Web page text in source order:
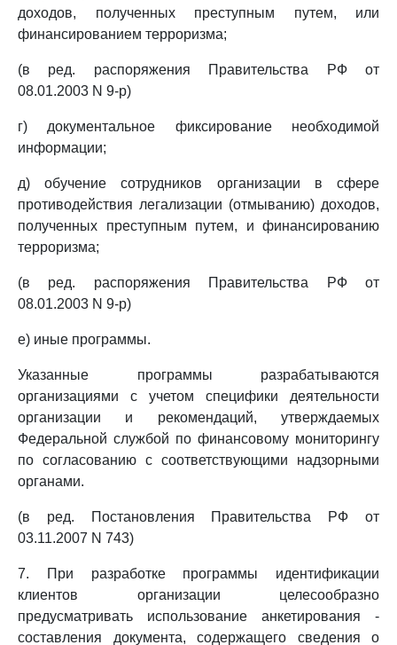
доходов, полученных преступным путем, или
финансированием терроризма;
(в ред. распоряжения Правительства РФ от
08.01.2003 N 9-р)
г) документальное фиксирование необходимой
информации;
д) обучение сотрудников организации в сфере
противодействия легализации (отмыванию) доходов,
полученных преступным путем, и финансированию
терроризма;
(в ред. распоряжения Правительства РФ от
08.01.2003 N 9-р)
е) иные программы.
Указанные программы разрабатываются
организациями с учетом специфики деятельности
организации и рекомендаций, утверждаемых
Федеральной службой по финансовому мониторингу
по согласованию с соответствующими надзорными
органами.
(в ред. Постановления Правительства РФ от
03.11.2007 N 743)
7. При разработке программы идентификации
клиентов организации целесообразно
предусматривать использование анкетирования -
составления документа, содержащего сведения о